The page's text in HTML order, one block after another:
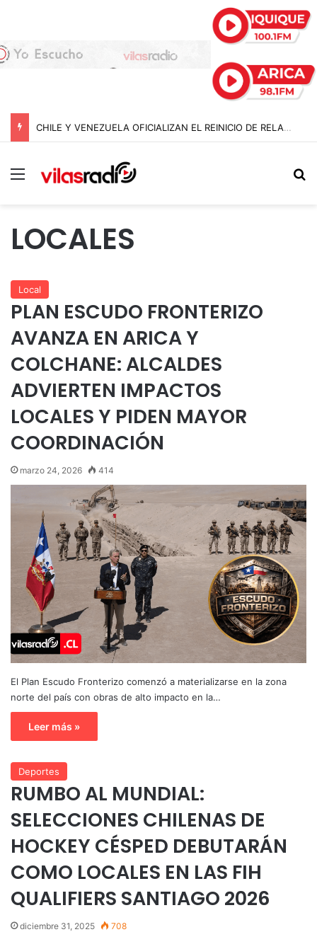
CHILE Y VENEZUELA OFICIALIZAN EL REINICIO DE RELACIONES CONSULARES Y AVANZAN HACIA LA NORMALIZACIÓN DE VÍNCULOS BILATERALES
Menú
LOCALES
Local
PLAN ESCUDO FRONTERIZO
AVANZA EN ARICA Y
COLCHANE: ALCALDES
ADVIERTEN IMPACTOS
LOCALES Y PIDEN MAYOR
COORDINACIÓN
marzo 24, 2026 414
El Plan Escudo Fronterizo comenzó a materializarse en la zona
norte del país con obras de alto impacto en la…
Leer más »
Deportes
RUMBO AL MUNDIAL:
SELECCIONES CHILENAS DE
HOCKEY CÉSPED DEBUTARÁN
COMO LOCALES EN LAS FIH
QUALIFIERS SANTIAGO 2026
diciembre 31, 2025 708